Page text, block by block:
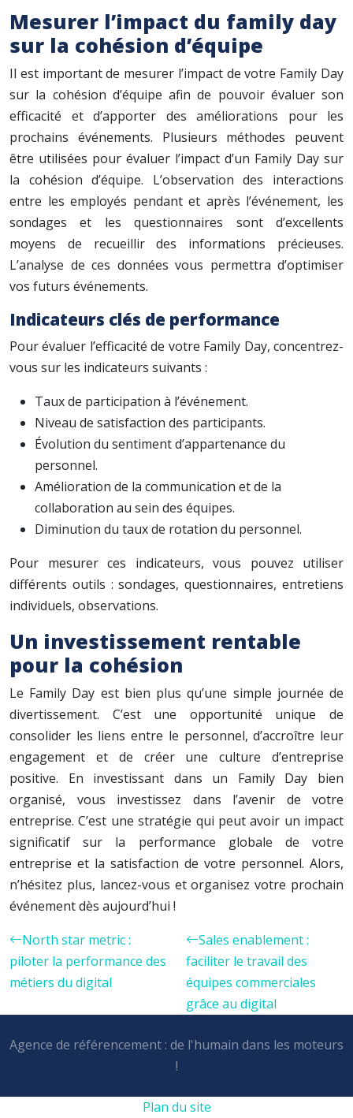
Mesurer l’impact du family day
sur la cohésion d’équipe
Il est important de mesurer l’impact de votre Family Day
sur la cohésion d’équipe afin de pouvoir évaluer son
efficacité et d’apporter des améliorations pour les
prochains événements. Plusieurs méthodes peuvent
être utilisées pour évaluer l’impact d’un Family Day sur
la cohésion d’équipe. L’observation des interactions
entre les employés pendant et après l’événement, les
sondages et les questionnaires sont d’excellents
moyens de recueillir des informations précieuses.
L’analyse de ces données vous permettra d’optimiser
vos futurs événements.
Indicateurs clés de performance
Pour évaluer l’efficacité de votre Family Day, concentrez-
vous sur les indicateurs suivants :
Taux de participation à l’événement.
Niveau de satisfaction des participants.
Évolution du sentiment d’appartenance du
personnel.
Amélioration de la communication et de la
collaboration au sein des équipes.
Diminution du taux de rotation du personnel.
Pour mesurer ces indicateurs, vous pouvez utiliser
différents outils : sondages, questionnaires, entretiens
individuels, observations.
Un investissement rentable
pour la cohésion
Le Family Day est bien plus qu’une simple journée de
divertissement. C’est une opportunité unique de
consolider les liens entre le personnel, d’accroître leur
engagement et de créer une culture d’entreprise
positive. En investissant dans un Family Day bien
organisé, vous investissez dans l’avenir de votre
entreprise. C’est une stratégie qui peut avoir un impact
significatif sur la performance globale de votre
entreprise et la satisfaction de votre personnel. Alors,
n’hésitez plus, lancez-vous et organisez votre prochain
événement dès aujourd’hui !
North star metric :
piloter la performance des
métiers du digital
Sales enablement :
faciliter le travail des
équipes commerciales
grâce au digital
Agence de référencement : de l'humain dans les moteurs
!
Plan du site